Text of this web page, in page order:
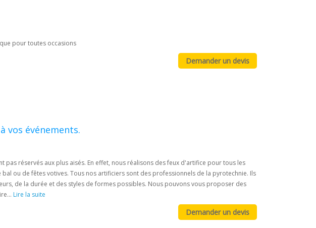
pour toutes occasions
vos événements.
pas réservés aux plus aisés. En effet, nous réalisons des feux d'artifice pour tous les
ou de fêtes votives. Tous nos artificiers sont des professionnels de la pyrotechnie. Ils
de la durée et des styles de formes possibles. Nous pouvons vous proposer des
Lire la suite